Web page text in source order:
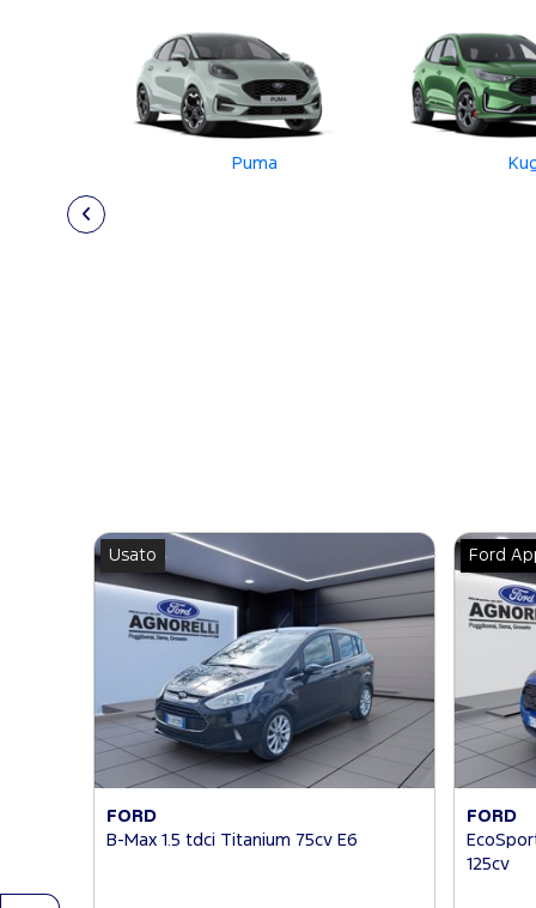
Puma
Usato
FORD
B-Max 1.5 tdci Titanium 75cv E6
Ford
FORD
125cv